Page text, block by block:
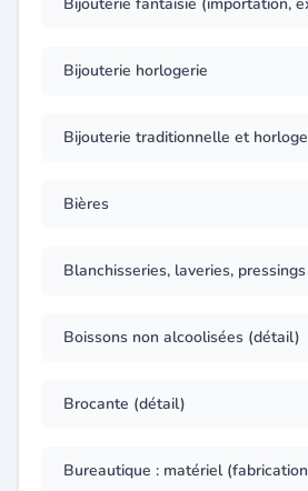
Bijouterie horlogerie
Bijouterie traditionnelle et
Bières
Boissons non alcoolisées (détail)
Brocante (détail)
Bureautique : matériel